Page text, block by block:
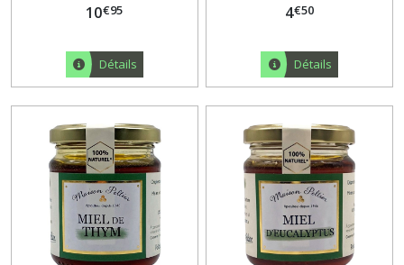
10€95
Détails
4€50
Détails